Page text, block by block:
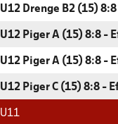
U12 Drenge B2 (15)
U12 Piger A (15) 8:8 -
U12 Piger A (15) 8:8 -
U12 Piger C (15) 8:8 -
U11